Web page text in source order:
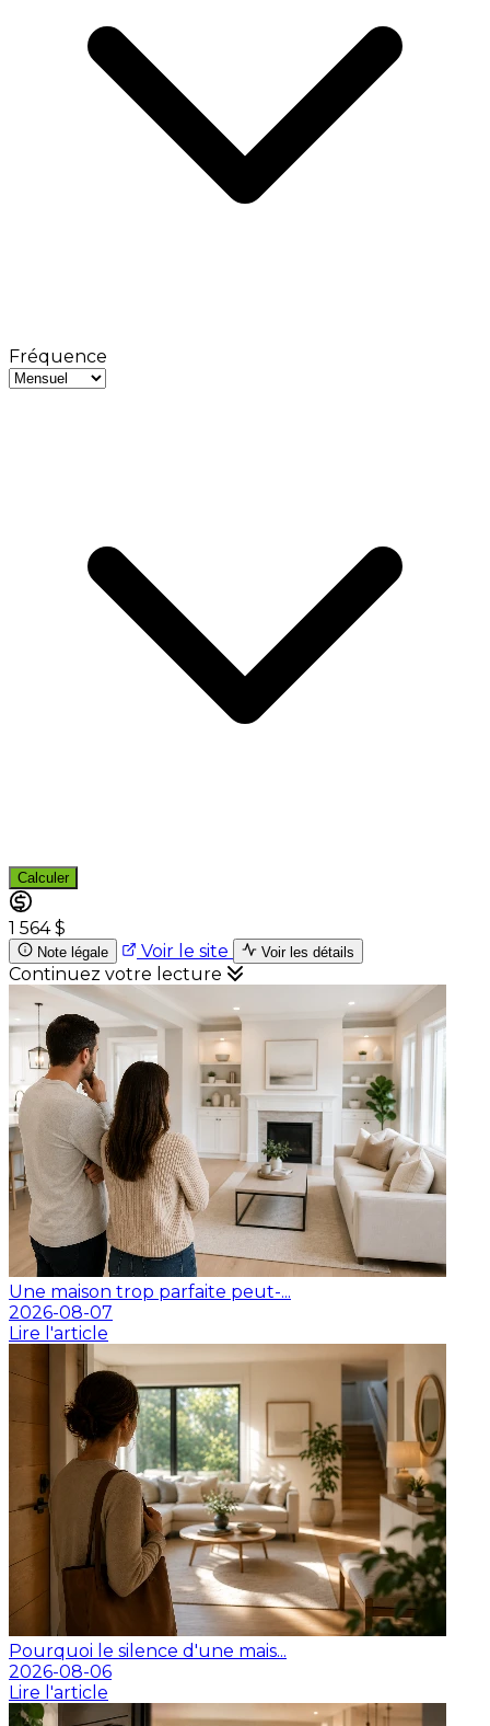
Fréquence
Calculer
1 564 $
Note légale Voir le site Voir les détails
Continuez votre lecture
Une maison trop parfaite peut-...
2026-08-07
Lire l'article
Pourquoi le silence d'une mais...
2026-08-06
Lire l'article